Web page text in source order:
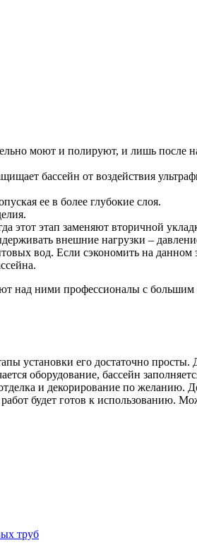
моют и полируют, и лишь после
бассейн от воздействия
ее в более глубокие слоя.
этап заменяют вторичной
внешние нагрузки –
вод. Если сэкономить на данном
над ними профессионалы с
установки его достаточно
оборудование, бассейн
и декорирование по
будет готов к использованию.
труб